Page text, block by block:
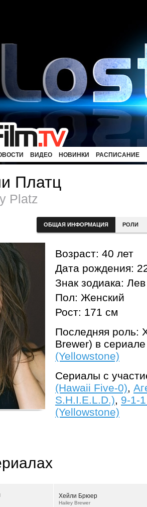
ВИДЕО НОВИНКИ РАСПИСАНИЕ
Платц
Platz
ОБЩАЯ ИНФОРМАЦИЯ РОЛИ
Возраст: 40 лет
Дата рождения:
Знак зодиака: Лев
Пол: Женский
Рост: 171 см
Последняя роль:
Brewer) в
(Yellowstone)
Сериалы с
(Hawaii Five-0),
S.H.I.E.L.D.), 9-1-
(Yellowstone)
Хейли Брюер
Hailey Brewer